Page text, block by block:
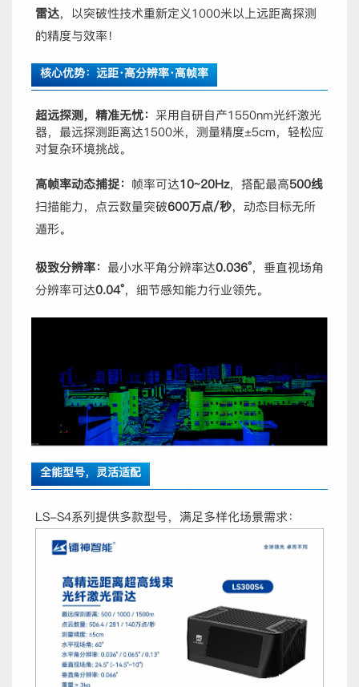
雷达，以突破性技术重新定义1000米以上远距离探测
的精度与效率！
核心优势：远距·高分辨率·高帧率
超远探测，精准无忧： 采用自研自产1550nm光纤激光
器，最远探测距离达1500米，测量精度±5cm，轻松应
对复杂环境挑战。
高帧率动态捕捉： 帧率可达10~20Hz，搭配最高500线
扫描能力，点云数量突破600万点/秒，动态目标无所
遁形。
极致分辨率： 最小水平角分辨率达0.036°，垂直视场角
分辨率可达0.04°，细节感知能力行业领先。
全能型号，灵活适配
LS-S4系列提供多款型号，满足多样化场景需求：